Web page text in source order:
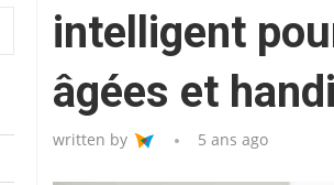
intelligent
âgées et
written by 5 ans ago